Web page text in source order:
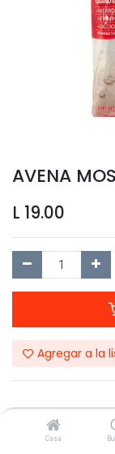
Casa
AVENA
L 19.00
Agregar a la
Compartir este